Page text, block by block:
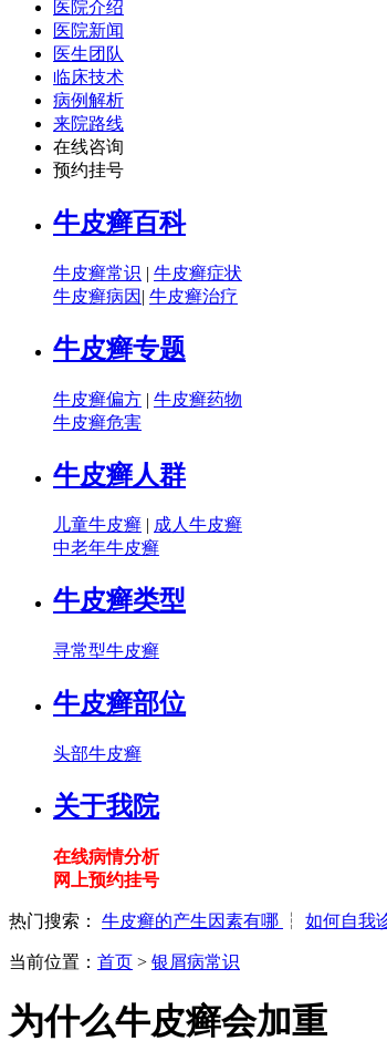
医院介绍
医院新闻
医生团队
临床技术
病例解析
来院路线
在线咨询
预约挂号
牛皮癣百科
牛皮癣常识 | 牛皮癣症状
牛皮癣病因 | 牛皮癣治疗
牛皮癣专题
牛皮癣偏方 | 牛皮癣药物
牛皮癣危害
牛皮癣人群
儿童牛皮癣 | 成人牛皮癣
中老年牛皮癣
牛皮癣类型
寻常型牛皮癣
牛皮癣部位
头部牛皮癣
关于我院
在线病情分析
网上预约挂号
热门搜索： 牛皮癣的产生因素有哪 ┆ 如何自我
当前位置： 首页 > 银屑病常识
为什么牛皮癣会加重